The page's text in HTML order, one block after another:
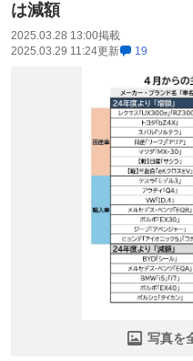
は減額
2025.03.28 13:00掲載
2025.03.29 11:24更新 19
写真を